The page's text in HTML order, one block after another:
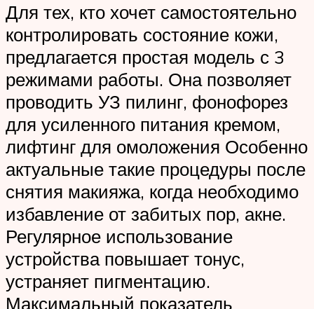
Для тех, кто хочет самостоятельно
контролировать состояние кожи,
предлагается простая модель с 3
режимами работы. Она позволяет
проводить УЗ пилинг, фонофорез
для усиленного питания кремом,
лифтинг для омоложения Особенно
актуальные такие процедуры после
снятия макияжа, когда необходимо
избавление от забитых пор, акне.
Регулярное использование
устройства повышает тонус,
устраняет пигментацию.
Максимальный показатель